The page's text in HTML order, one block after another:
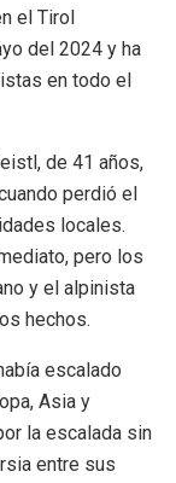
el Tirol
del 2024 y ha
en todo el
de 41 años,
perdió el
locales.
pero los
y el alpinista
hechos.
escalado
Asia y
la escalada sin
entre sus